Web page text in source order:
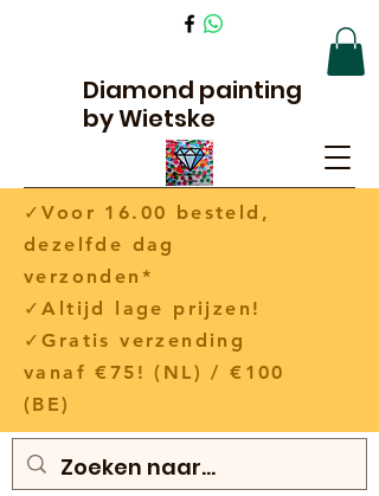
Diamond painting
by Wietske
✓Voor 16.00 besteld,
dezelfde dag
verzonden*
✓Altijd lage prijzen!
✓Gratis verzending
vanaf €75! (NL) / €100
(BE)